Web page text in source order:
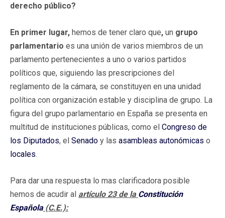
derecho público?
En primer lugar, hemos de tener claro que, un grupo
parlamentario es una unión de varios miembros de un
parlamento pertenecientes a uno o varios partidos
políticos que, siguiendo las prescripciones del
reglamento de la cámara, se constituyen en una unidad
política con organización estable y disciplina de grupo. La
figura del grupo parlamentario en España se presenta en
multitud de instituciones públicas, como el Congreso de
los Diputados, el Senado y las asambleas autonómicas o
locales.
Para dar una respuesta lo mas clarificadora posible
hemos de acudir al artículo 23 de la Constitución
Española (C.E.):